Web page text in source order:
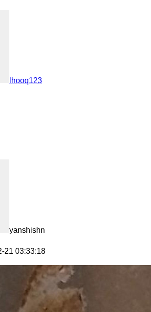
lhooq123
yanshishn
21 03:33:18